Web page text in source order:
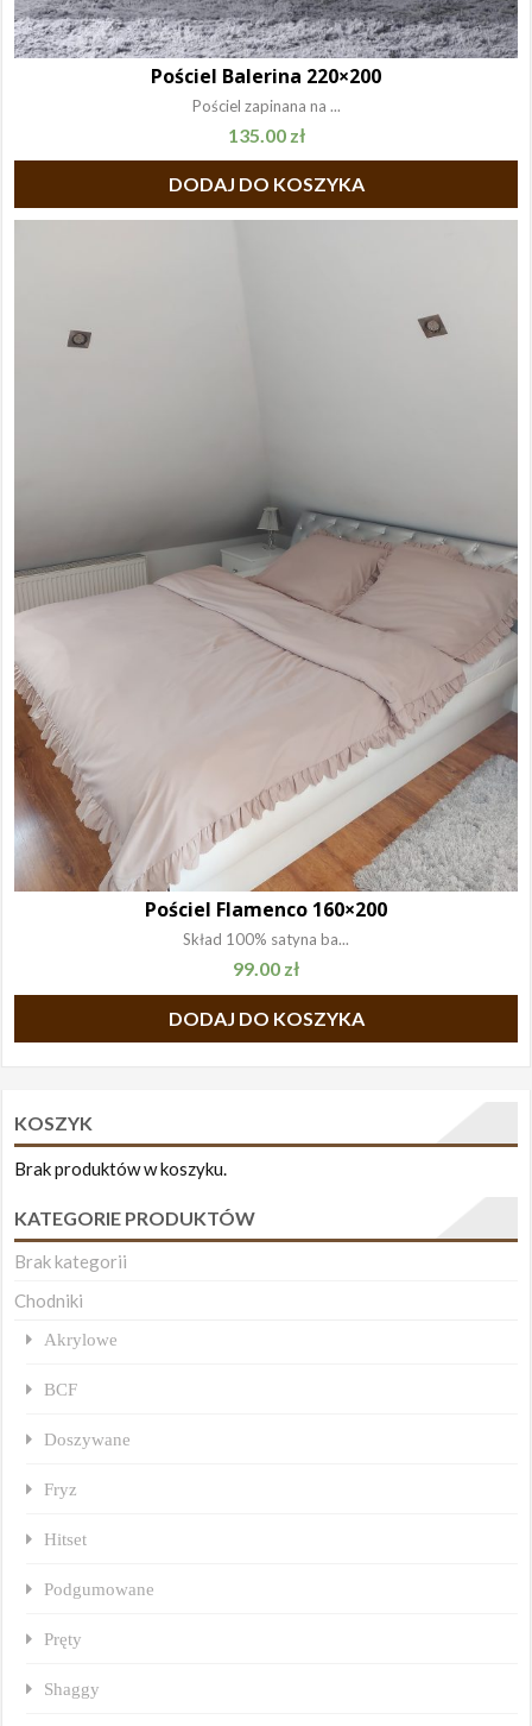
Pościel Balerina 220×200
Pościel zapinana na ...
135.00 zł
DODAJ DO KOSZYKA
Pościel Flamenco 160×200
Skład 100% satyna ba...
99.00 zł
DODAJ DO KOSZYKA
KOSZYK
Brak produktów w koszyku.
KATEGORIE PRODUKTÓW
Brak kategorii
Chodniki
Akrylowe
BCF
Doszywane
Fryz
Hitset
Podgumowane
Pręty
Shaggy